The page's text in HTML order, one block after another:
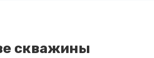
скважины